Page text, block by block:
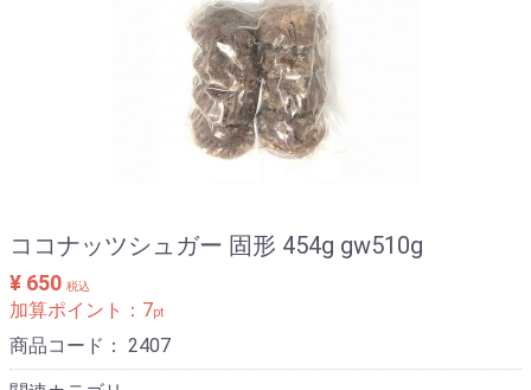
ココナッツシュガー 固形 454g gw510g
¥ 650 税込
加算ポイント： 7pt
商品コード： 2407